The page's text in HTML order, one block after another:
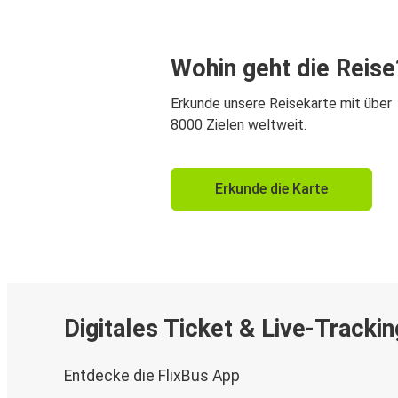
Wohin geht die
Erkunde unsere Reisekarte mit über
8000 Zielen weltweit.
Erkunde die Karte
Digitales Ticket & Live-
Entdecke die FlixBus App